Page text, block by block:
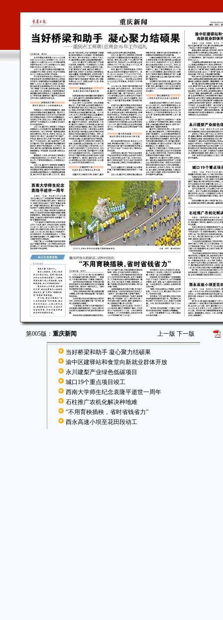
第005版： 重庆新闻 上一版 下一版
当好桥梁和助手 凝心聚力结硕果
渝中区建驿站和食堂向新就业群体开放
永川建梨产业绿色低碳项目
城口19个重点项目竣工
西南大学师生纪念袁隆平逝世一周年
石柱推广农机化解决种地难
“不用育秧插秧，省时省钱省力”
酉永高速小坝至花田段动工